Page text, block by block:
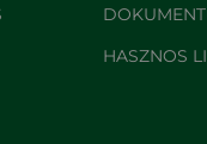
HASZNOS